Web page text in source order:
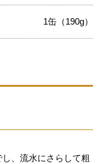
1缶（190g）
、流水にさらして粗